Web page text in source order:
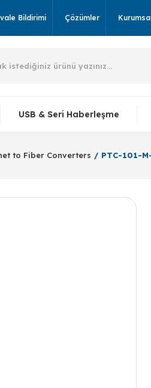
Bildirimi Çözümler
USB & Seri Haberleşme
to Fiber Converters PTC-101-